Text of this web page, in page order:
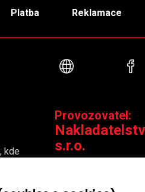
Platba Reklamace
Webové
kde
Provozovatel:
s.r.o.
Čáslavská 15/